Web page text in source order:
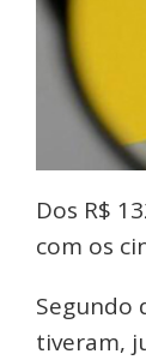
Dos R$
com os
Segundo
tiveram,